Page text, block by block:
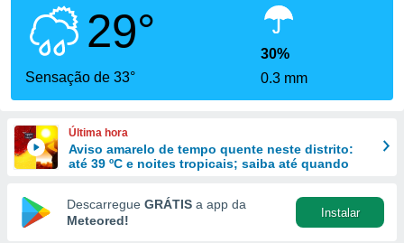
fornecidas
a este
das
e
forma
digital
29°
Sensação de 33°
30%
0.3 mm
Última hora
Aviso amarelo de tempo quente neste distrito:
até 39 ºC e noites tropicais; saiba até quando
Descarregue GRÁTIS a app da
Meteored!
Instalar